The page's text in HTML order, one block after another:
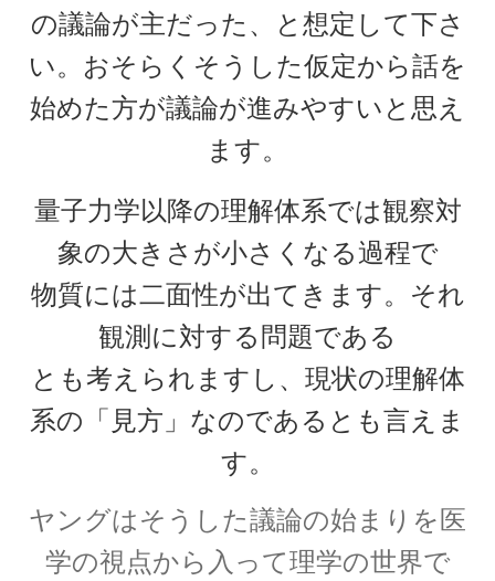
P・ショーァ
【Peter Williston Shor, 1959/8/14-量子暗号を揺る
がす男】
R・J・E・クラウジウス
【熱力学の第一法則を定めエントロピーを定義
｜エントロピー】
R・P・ファインマン
【天才｜経路積分やファインマンダイヤ
の議論が主だった、と想定して下さ
い。おそらくそうした仮定から話を
始めた方が議論が進みやすいと思え
ます。
量子力学以降の理解体系では観察対
象の大きさが小さくなる過程で
物質には二面性が出てきます。それ
観測に対する問題である
とも考えられますし、現状の理解体
系の「見方」なのであるとも言えま
す。
ヤングはそうした議論の始まりを医
学の視点から入って理学の世界で